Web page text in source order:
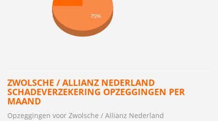
75%
ZWOLSCHE / ALLIANZ NEDERLAND
SCHADEVERZEKERING OPZEGGINGEN PER
MAAND
Opzeggingen voor Zwolsche / Allianz Nederland